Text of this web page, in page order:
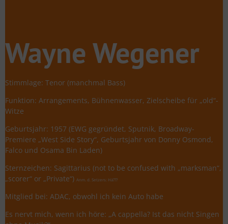
Wayne Wegener
Stimmlage: Tenor (manchmal Bass)
Funktion: Arrangements, Bühnenwasser, Zielscheibe für „old“-
Witze
Geburtsjahr: 1957 (EWG gegründet, Sputnik, Broadway-
Premiere „West Side Story“, Geburtsjahr von Donny Osmond,
Falco und Osama Bin Laden)
Sternzeichen: Sagittarius (not to be confused with „marksman“,
„scorer“ or „Private“) Anm. d. Setzers: Hä???
Mitglied bei: ADAC, obwohl ich kein Auto habe
Es nervt mich, wenn ich höre: „A cappella? Ist das nicht Singen